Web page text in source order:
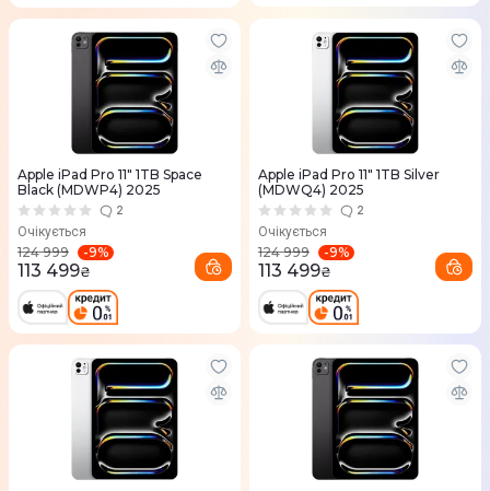
Apple iPad Pro 11" 1TB Space
Black (MDWP4) 2025
2
Очікується
124 999 -9%
113 499₴
Apple iPad Pro 11" 1TB Silver
(MDWQ4) 2025
2
Очікується
124 999 -9%
113 499₴